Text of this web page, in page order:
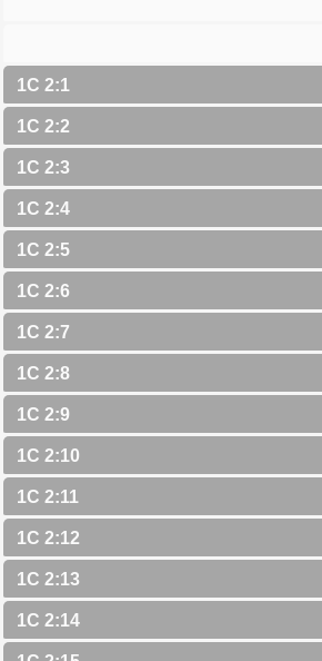
1C 2:1
1C 2:2
1C 2:3
1C 2:4
1C 2:5
1C 2:6
1C 2:7
1C 2:8
1C 2:9
1C 2:10
1C 2:11
1C 2:12
1C 2:13
1C 2:14